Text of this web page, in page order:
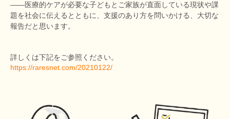
医療従事者へのインタビュー
患者さんとご家族へのインタビュー
難病研究班の情報発信
神経免疫班
――医療的ケアが必要な子どもとご家族が直面している現状や課
題を社会に伝えるとともに、支援のあり方を問いかける、大切な
報告だと思います。
詳しくは下記をご参照ください。
https://raresnet.com/20210122/